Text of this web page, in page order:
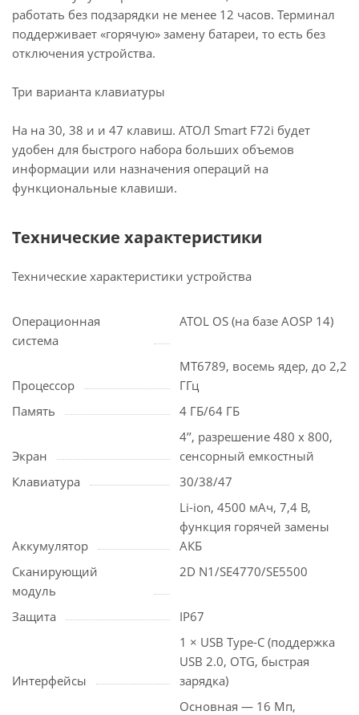
работать без подзарядки не менее 12 часов. Терминал
поддерживает «горячую» замену батареи, то есть без
отключения устройства.
Три варианта клавиатуры
На на 30, 38 и и 47 клавиш. АТОЛ Smart F72i будет
удобен для быстрого набора больших объемов
информации или назначения операций на
функциональные клавиши.
Технические характеристики
Технические характеристики устройства
Операционная
система
ATOL OS (на базе AOSP 14)
Процессор
MT6789, восемь ядер, до 2,2
ГГц
Память
4 ГБ/64 ГБ
Экран
4’’, разрешение 480 х 800,
сенсорный емкостный
Клавиатура
30/38/47
Аккумулятор
Li-ion, 4500 мАч, 7,4 В,
функция горячей замены
АКБ
Сканирующий
модуль
2D N1/SE4770/SE5500
Защита IP67
Интерфейсы
1 × USB Type-C (поддержка
USB 2.0, OTG, быстрая
зарядка)
Основная — 16 Мп,